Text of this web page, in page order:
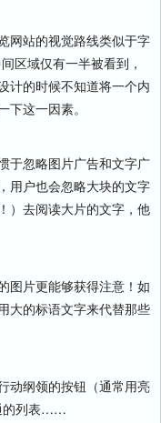
站的视觉路线类似于字
区域仅有一半被看到，
计的时候不知道将一个内
这一因素。
忽略图片广告和文字广
用户也会忽略大块的文字
）去阅读大片的文字，他
片更能够获得注意！如
大的标语文字来代替那些
纲领的按钮（通常用亮
的列表……